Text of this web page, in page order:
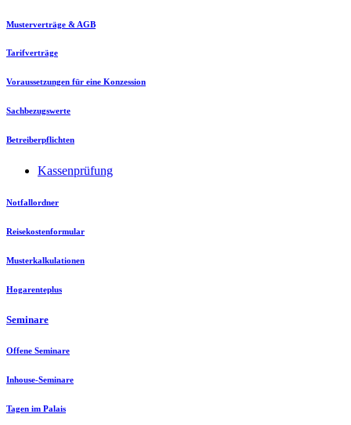
Musterverträge & AGB
Tarifverträge
Voraussetzungen für eine Konzession
Sachbezugswerte
Betreiberpflichten
Kassenprüfung
Notfallordner
Reisekostenformular
Musterkalkulationen
Hogarenteplus
Seminare
Offene Seminare
Inhouse-Seminare
Tagen im Palais